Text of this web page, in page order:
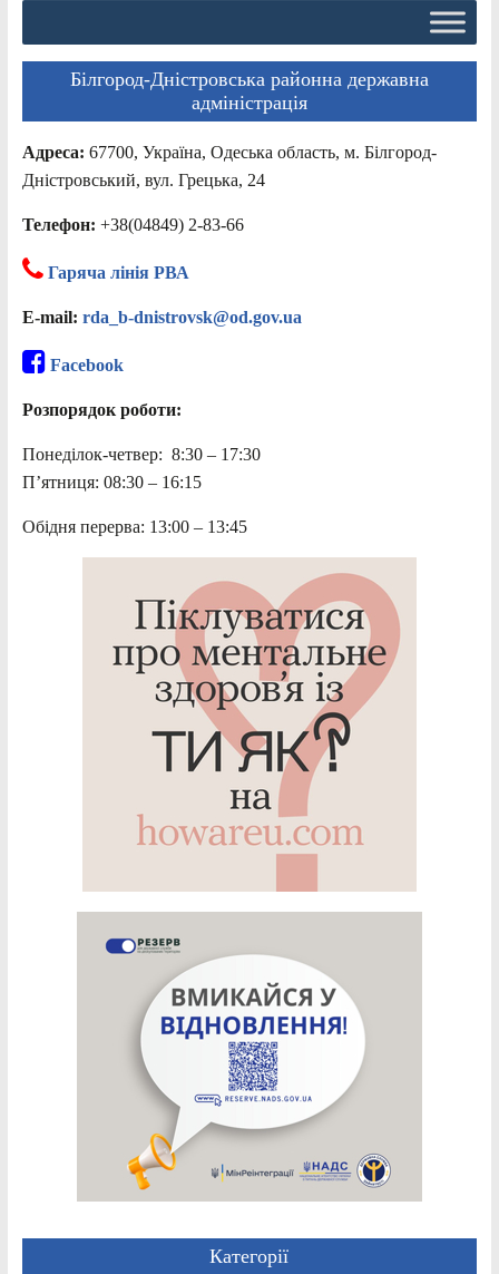
Білгород-Дністровська районна державна
адміністрація
Адреса: 67700, Україна, Одеська область, м. Білгород-
Дністровський, вул. Грецька, 24
Телефон: +38(04849) 2-83-66
Гаряча лінія РВА
E-mail: rda_b-dnistrovsk@od.gov.ua
Facebook
Розпорядок роботи:
Понеділок-четвер: 8:30 – 17:30
П’ятниця: 08:30 – 16:15
Обідня перерва: 13:00 – 13:45
Категорії